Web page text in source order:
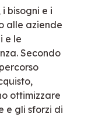
bisogni e i
alle aziende
e le
Secondo
ottimizzare
e gli sforzi di